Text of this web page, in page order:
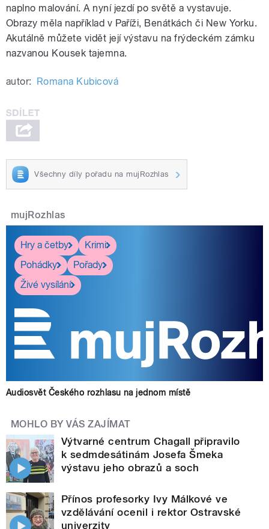
naplno malování. A nyní jezdí po světě a vystavuje.
Obrazy měla například v Paříži, Benátkách či New Yorku.
Akutálně můžete vidět její výstavu na frýdeckém zámku
nazvanou Kousek tajemna.
autor: Romana Kubicová
Všechny díly pořadu na mujRozhlas
mujRozhlas
Hry a četby
Krimi
Pohádky
Pořady
Živé vysílání
Audiosvět Českého rozhlasu na jednom místě
MOHLO BY VÁS ZAJÍMAT
Výtvarné centrum Chagall připravilo
k sedmdesátinám Josefa Šmeka
výstavu jeho obrazů a soch
Přínos profesorky Ivy Málkové ve
vzdělávání ocenil i rektor Ostravské
univerzity